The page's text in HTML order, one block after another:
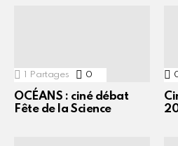
1 Partages 0
OCÉANS : ciné débat
Fête de la Science